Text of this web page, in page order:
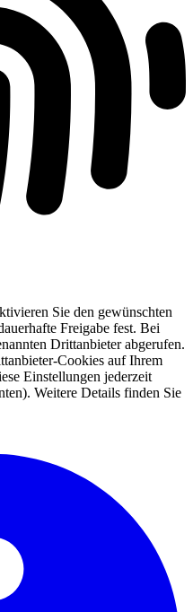
Sie den gewünschten
Freigabe fest. Bei
Drittanbieter abgerufen.
Cookies auf Ihrem
Einstellungen jederzeit
Weitere Details finden Sie